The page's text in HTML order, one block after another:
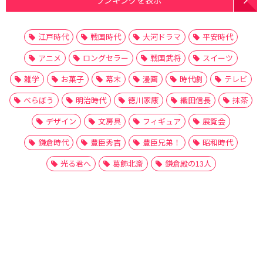
江戸時代 戦国時代 大河ドラマ
平安時代
アニメ
ロングセラー 戦国武将
スイーツ
雑学
お菓子 幕末 漫画 時代劇
テレビ
べらぼう
明治時代 徳川家康 織田信長
抹茶
デザイン
文房具 フィギュア
展覧会
鎌倉時代
豊臣秀吉 豊臣兄弟！
昭和時代
光る君へ
葛飾北斎 鎌倉殿の13人